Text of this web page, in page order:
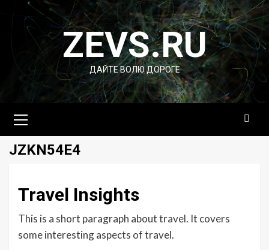
Перейти
содержимомуZEVS.RU
ДАЙТЕ ВОЛЮ ДОРОГЕ
меню
JZKN54E4
Travel Insights
This is a short paragraph about travel. It covers
some interesting aspects of travel.